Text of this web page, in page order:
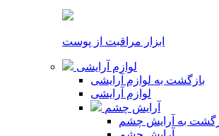
ابزار مراقبت از پوست
لوازم آرایشی
بازگشت به لوازم آرایشی
لوازم آرایشی
آرایش چشم
به آرایش چشم